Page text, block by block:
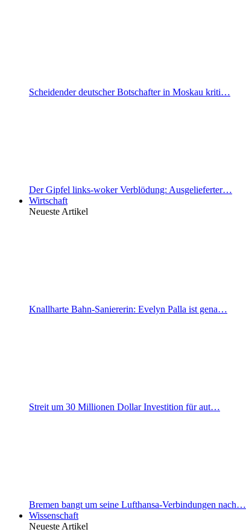
Scheidender deutscher Botschafter in Moskau kriti…
Der Gipfel links-woker Verblödung: Ausgelieferter…
Wirtschaft
Neueste Artikel
Knallharte Bahn-Saniererin: Evelyn Palla ist gena…
Streit um 30 Millionen Dollar Investition für aut…
Bremen bangt um seine Lufthansa-Verbindungen nach…
Wissenschaft
Neueste Artikel